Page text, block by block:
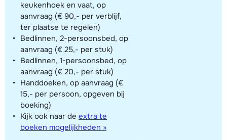
keukenhoek en vaat, op
aanvraag (€ 90,- per verblijf,
ter plaatse te regelen)
Bedlinnen, 2-persoonsbed, op
aanvraag (€ 25,- per stuk)
Bedlinnen, 1-persoonsbed, op
aanvraag (€ 20,- per stuk)
Handdoeken, op aanvraag (€
15,- per persoon, opgeven bij
boeking)
Kijk ook naar de extra te
boeken mogelijkheden »